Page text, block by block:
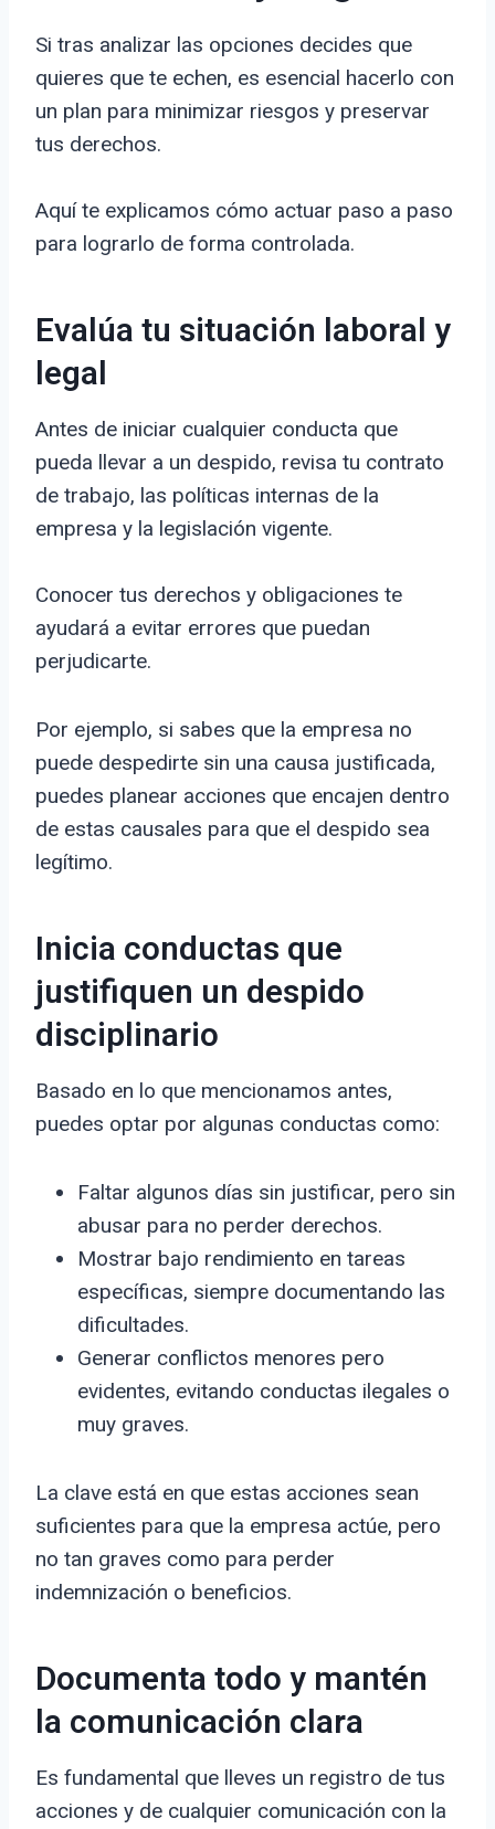
Si tras analizar las opciones decides que
quieres que te echen, es esencial hacerlo con
un plan para minimizar riesgos y preservar
tus derechos.
Aquí te explicamos cómo actuar paso a paso
para lograrlo de forma controlada.
Evalúa tu situación laboral y
legal
Antes de iniciar cualquier conducta que
pueda llevar a un despido, revisa tu contrato
de trabajo, las políticas internas de la
empresa y la legislación vigente.
Conocer tus derechos y obligaciones te
ayudará a evitar errores que puedan
perjudicarte.
Por ejemplo, si sabes que la empresa no
puede despedirte sin una causa justificada,
puedes planear acciones que encajen dentro
de estas causales para que el despido sea
legítimo.
Inicia conductas que
justifiquen un despido
disciplinario
Basado en lo que mencionamos antes,
puedes optar por algunas conductas como:
Faltar algunos días sin justificar, pero sin
abusar para no perder derechos.
Mostrar bajo rendimiento en tareas
específicas, siempre documentando las
dificultades.
Generar conflictos menores pero
evidentes, evitando conductas ilegales o
muy graves.
La clave está en que estas acciones sean
suficientes para que la empresa actúe, pero
no tan graves como para perder
indemnización o beneficios.
Documenta todo y mantén
la comunicación clara
Es fundamental que lleves un registro de tus
acciones y de cualquier comunicación con la